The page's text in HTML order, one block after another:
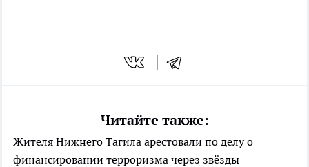
Читайте также:
Жителя Нижнего Тагила арестовали по делу о
финансировании терроризма через звёзды